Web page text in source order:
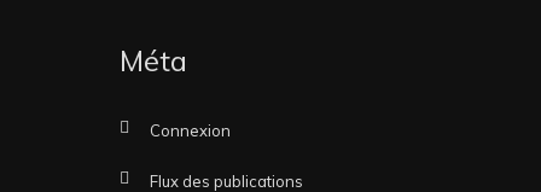
Méta
Connexion
Flux des publications